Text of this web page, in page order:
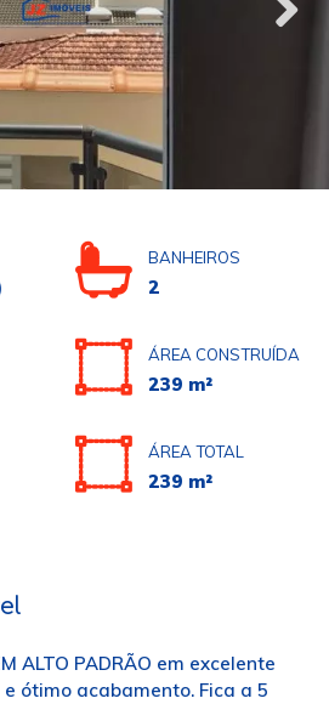
BANHEIROS
2
ÁREA CONSTRUÍDA
239 m²
ÁREA TOTAL
239 m²
ALTO PADRÃO em excelente
ótimo acabamento. Fica a 5